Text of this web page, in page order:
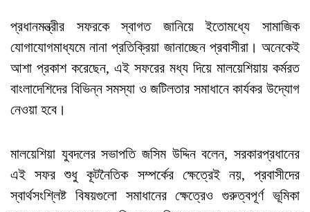
প্রধানমন্ত্রীর সফরকে স্বাগত জানিয়ে ইতোমধ্যে সামাজিক
যোগাযোগমাধ্যমে নানা প্রতিক্রিয়া জানাচ্ছেন প্রবাসীরা। অনেকেই
আশা প্রকাশ করেছেন, এই সফরের মধ্য দিয়ে মালয়েশিয়ায় কর্মরত
বাংলাদেশিদের বিভিন্ন সমস্যা ও জটিলতার সমাধানে কার্যকর উদ্যোগ
নেওয়া হবে।
মালয়েশিয়া যুবদলের সভাপতি জসিম উদ্দিন বলেন, সরকারপ্রধানের
এই সফর শুধু কূটনৈতিক সম্পর্কের ক্ষেত্রেই নয়, প্রবাসীদের
স্বার্থসংশ্লিষ্ট বিষয়গুলো সমাধানের ক্ষেত্রেও গুরুত্বপূর্ণ ভূমিকা